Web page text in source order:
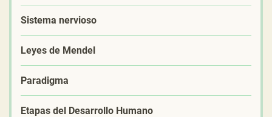
Sistema nervioso
Leyes de Mendel
Paradigma
Etapas del Desarrollo Humano